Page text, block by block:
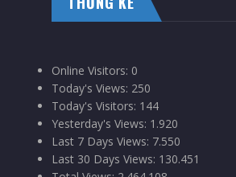
Online Visitors: 0
Today's Views: 250
Today's Visitors: 144
Yesterday's Views: 1.920
Last 7 Days Views: 7.550
Last 30 Days Views: 130.451